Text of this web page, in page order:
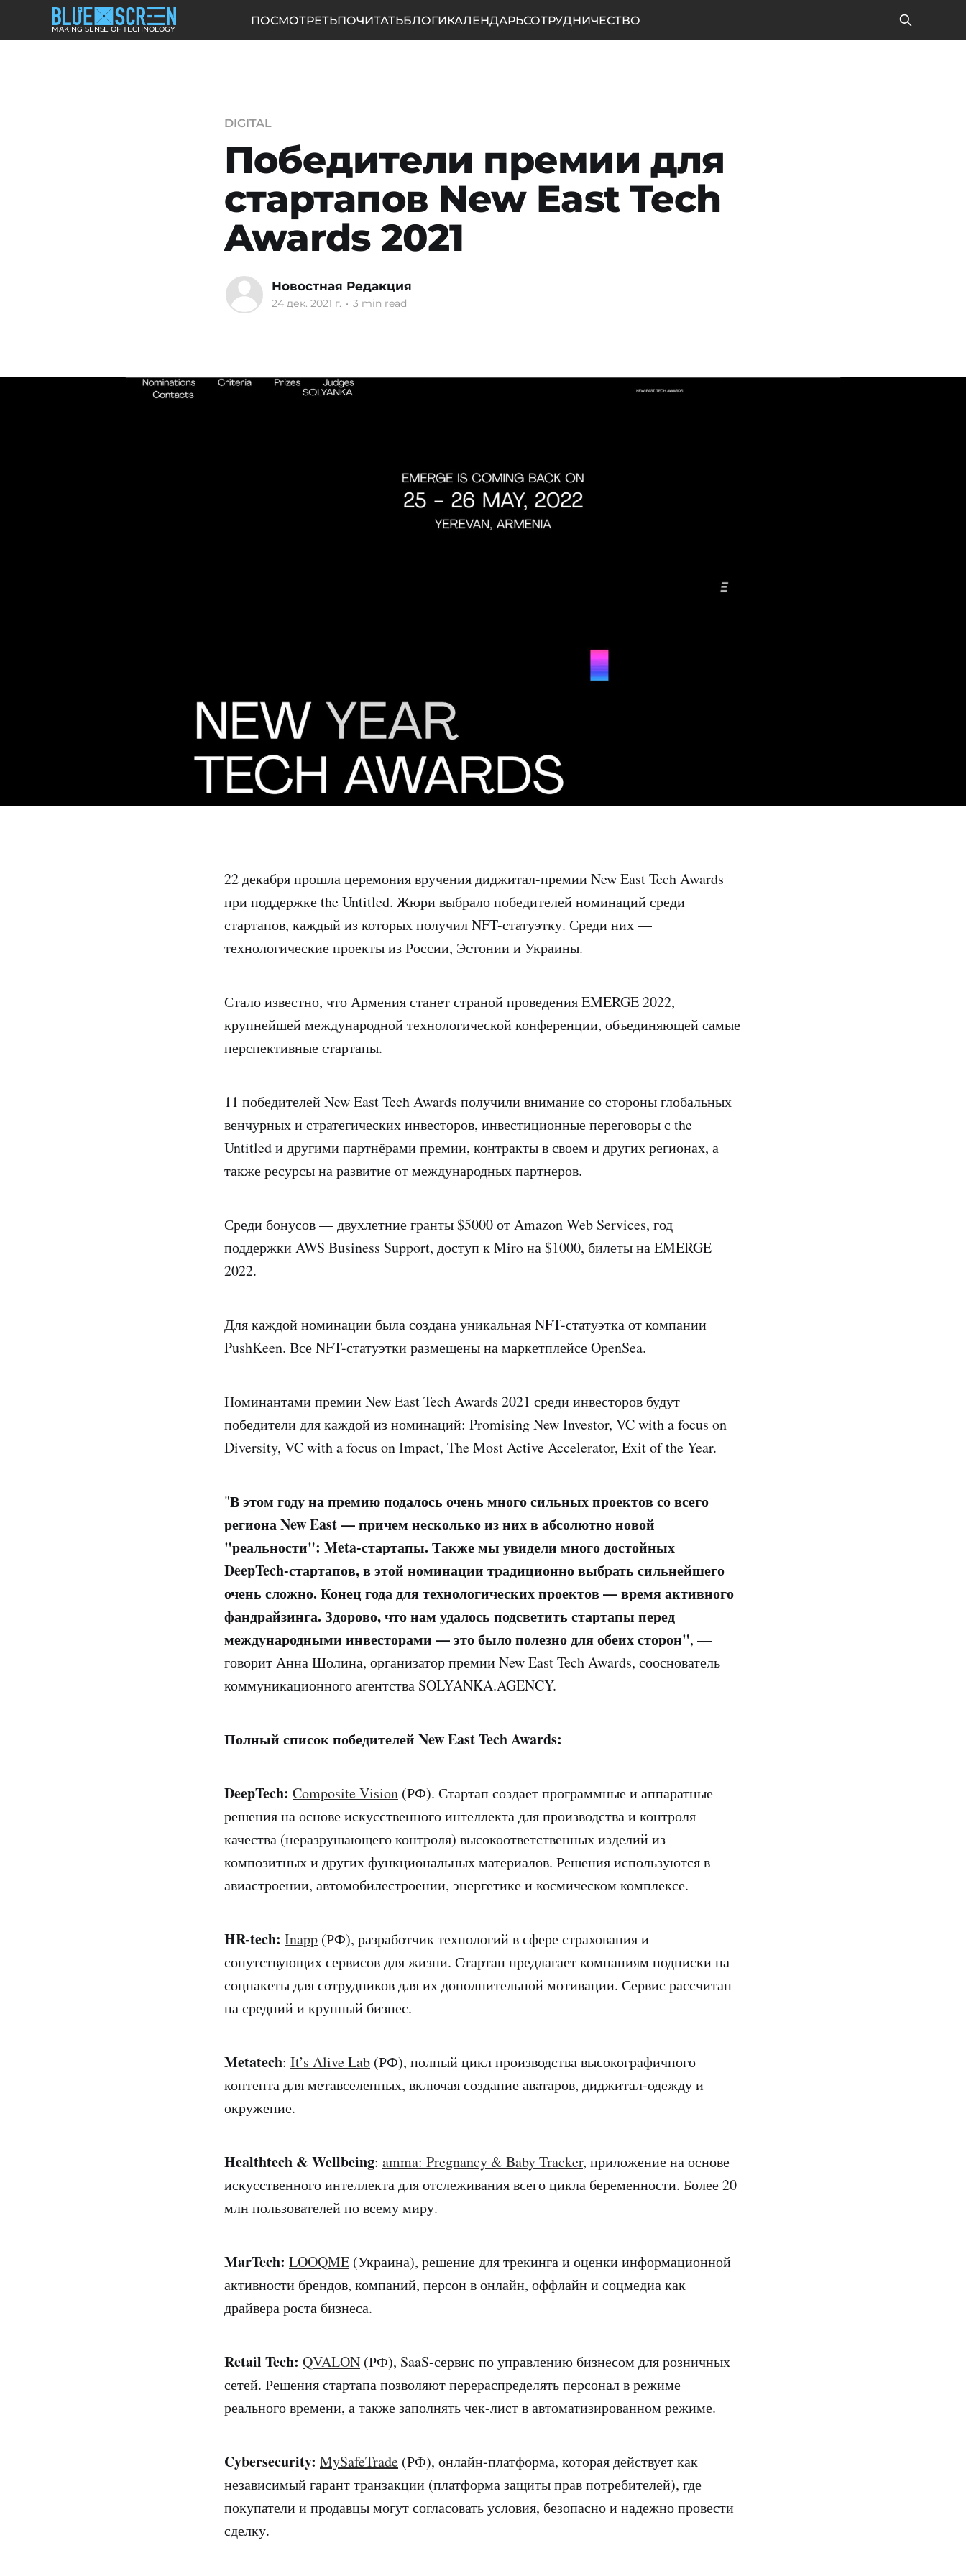
MAKING SENSE OF TECHNOLOGY
ПОСМОТРЕТЬПОЧИТАТЬБЛОГИКАЛЕНДАРЬСОТРУДНИЧЕСТВО
DIGITAL
Победители премии для
стартапов New East Tech
Awards 2021
Новостная Редакция
24 дек. 2021 г. • 3 min read
22 декабря прошла церемония вручения диджитал-премии New East Tech Awards
при поддержке the Untitled. Жюри выбрало победителей номинаций среди
стартапов, каждый из которых получил NFT-статуэтку. Среди них —
технологические проекты из России, Эстонии и Украины.
Стало известно, что Армения станет страной проведения EMERGE 2022,
крупнейшей международной технологической конференции, объединяющей самые
перспективные стартапы.
11 победителей New East Tech Awards получили внимание со стороны глобальных
венчурных и стратегических инвесторов, инвестиционные переговоры с the
Untitled и другими партнёрами премии, контракты в своем и других регионах, а
также ресурсы на развитие от международных партнеров.
Среди бонусов — двухлетние гранты $5000 от Amazon Web Services, год
поддержки AWS Business Support, доступ к Miro на $1000, билеты на EMERGE
2022.
Для каждой номинации была создана уникальная NFT-статуэтка от компании
PushKeen. Все NFT-статуэтки размещены на маркетплейсе OpenSea.
Номинантами премии New East Tech Awards 2021 среди инвесторов будут
победители для каждой из номинаций: Promising New Investor, VC with a focus on
Diversity, VC with a focus on Impact, The Most Active Accelerator, Exit of the Year.
"В этом году на премию подалось очень много сильных проектов со всего
региона New East — причем несколько из них в абсолютно новой
"реальности": Meta-стартапы. Также мы увидели много достойных
DeepTech-стартапов, в этой номинации традиционно выбрать сильнейшего
очень сложно. Конец года для технологических проектов — время активного
фандрайзинга. Здорово, что нам удалось подсветить стартапы перед
международными инвесторами — это было полезно для обеих сторон", —
говорит Анна Шолина, организатор премии New East Tech Awards, сооснователь
коммуникационного агентства SOLYANKA.AGENCY.
Полный список победителей New East Tech Awards:
DeepTech: Composite Vision (РФ). Стартап создает программные и аппаратные
решения на основе искусственного интеллекта для производства и контроля
качества (неразрушающего контроля) высокоответственных изделий из
композитных и других функциональных материалов. Решения используются в
авиастроении, автомобилестроении, энергетике и космическом комплексе.
HR-tech: Inapp (РФ), разработчик технологий в сфере страхования и
сопутствующих сервисов для жизни. Стартап предлагает компаниям подписки на
соцпакеты для сотрудников для их дополнительной мотивации. Сервис рассчитан
на средний и крупный бизнес.
Metatech: It’s Alive Lab (РФ), полный цикл производства высокографичного
контента для метавселенных, включая создание аватаров, диджитал-одежду и
окружение.
Healthtech & Wellbeing: amma: Pregnancy & Baby Tracker, приложение на основе
искусственного интеллекта для отслеживания всего цикла беременности. Более 20
млн пользователей по всему миру.
MarTech: LOOQME (Украина), решение для трекинга и оценки информационной
активности брендов, компаний, персон в онлайн, оффлайн и соцмедиа как
драйвера роста бизнеса.
Retail Tech: QVALON (РФ), SaaS-сервис по управлению бизнесом для розничных
сетей. Решения стартапа позволяют перераспределять персонал в режиме
реального времени, а также заполнять чек-лист в автоматизированном режиме.
Cybersecurity: MySafeTrade (РФ), онлайн-платформа, которая действует как
независимый гарант транзакции (платформа защиты прав потребителей), где
покупатели и продавцы могут согласовать условия, безопасно и надежно провести
сделку.